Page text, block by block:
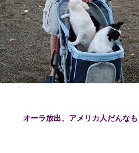
オーラ放出、アメリカ人だんなも